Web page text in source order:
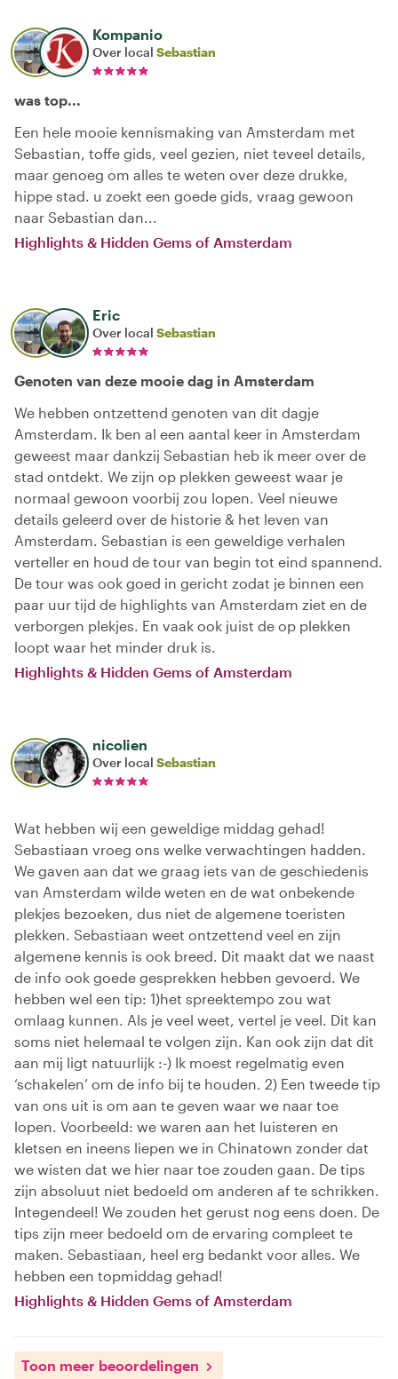
Kompanio
Over local Sebastian
was top...
Een hele mooie kennismaking van Amsterdam met
Sebastian, toffe gids, veel gezien, niet teveel details,
maar genoeg om alles te weten over deze drukke,
hippe stad. u zoekt een goede gids, vraag gewoon
naar Sebastian dan...
Highlights & Hidden Gems of Amsterdam
Eric
Over local Sebastian
Genoten van deze mooie dag in Amsterdam
We hebben ontzettend genoten van dit dagje
Amsterdam. Ik ben al een aantal keer in Amsterdam
geweest maar dankzij Sebastian heb ik meer over de
stad ontdekt. We zijn op plekken geweest waar je
normaal gewoon voorbij zou lopen. Veel nieuwe
details geleerd over de historie & het leven van
Amsterdam. Sebastian is een geweldige verhalen
verteller en houd de tour van begin tot eind spannend.
De tour was ook goed in gericht zodat je binnen een
paar uur tijd de highlights van Amsterdam ziet en de
verborgen plekjes. En vaak ook juist de op plekken
loopt waar het minder druk is.
Highlights & Hidden Gems of Amsterdam
nicolien
Over local Sebastian
Wat hebben wij een geweldige middag gehad!
Sebastiaan vroeg ons welke verwachtingen hadden.
We gaven aan dat we graag iets van de geschiedenis
van Amsterdam wilde weten en de wat onbekende
plekjes bezoeken, dus niet de algemene toeristen
plekken. Sebastiaan weet ontzettend veel en zijn
algemene kennis is ook breed. Dit maakt dat we naast
de info ook goede gesprekken hebben gevoerd. We
hebben wel een tip: 1)het spreektempo zou wat
omlaag kunnen. Als je veel weet, vertel je veel. Dit kan
soms niet helemaal te volgen zijn. Kan ook zijn dat dit
aan mij ligt natuurlijk :-) Ik moest regelmatig even
‘schakelen’ om de info bij te houden. 2) Een tweede tip
van ons uit is om aan te geven waar we naar toe
lopen. Voorbeeld: we waren aan het luisteren en
kletsen en ineens liepen we in Chinatown zonder dat
we wisten dat we hier naar toe zouden gaan. De tips
zijn absoluut niet bedoeld om anderen af te schrikken.
Integendeel! We zouden het gerust nog eens doen. De
tips zijn meer bedoeld om de ervaring compleet te
maken. Sebastiaan, heel erg bedankt voor alles. We
hebben een topmiddag gehad!
Highlights & Hidden Gems of Amsterdam
Toon meer beoordelingen